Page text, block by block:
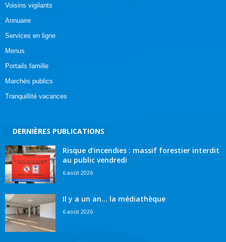
Voisins vigilants
Annuaire
Services en ligne
Menus
Portails famille
Marchés publics
Tranquillité vacances
DERNIÈRES PUBLICATIONS
Risque d’incendies : massif forestier interdit
au public vendredi
6 août 2026
Il y a un an… la médiathèque
6 août 2026